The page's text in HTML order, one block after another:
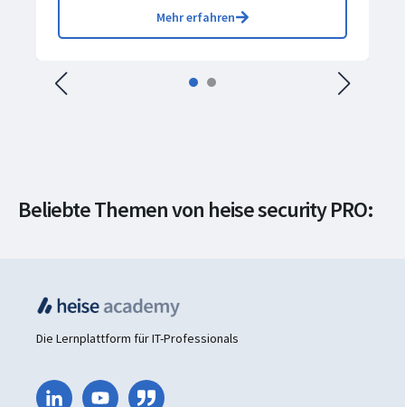
Mehr erfahren
Beliebte Themen von heise security PRO:
IT-Security
Die Lernplattform für IT-Professionals